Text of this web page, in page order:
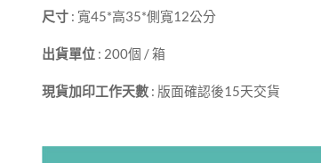
尺寸 : 寬45*高35*側寬12公分
出貨單位 : 200個 / 箱
現貨加印工作天數 : 版面確認後15天交貨